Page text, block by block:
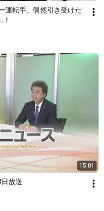
運転手。偶然引き受けた
15:01
放送